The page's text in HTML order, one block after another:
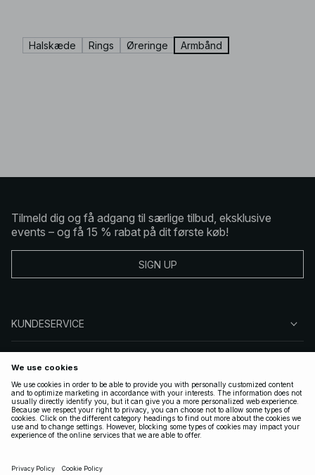
Halskæde Rings Øreringe Armbånd
Tilmeld dig og få adgang til særlige tilbud, eksklusive
events – og få 15 % rabat på dit første køb!
SIGN UP
KUNDESERVICE
FØLG OS
GYLDIGE